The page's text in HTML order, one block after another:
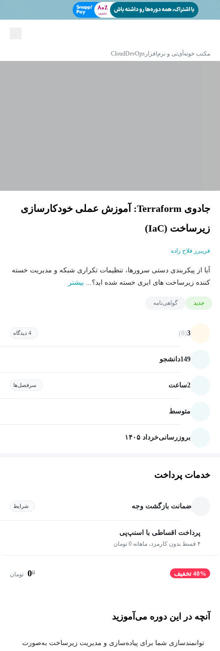
مکتب خونه آی‌تی و نرم‌افزار DevOps
Cloud
جادوی Terraform: آموزش عملی خودکارسازی
زیرساخت (IaC)
فریبرز فلاح زاده
آیا از پیکربندی دستی سرورها، تنظیمات تکراری شبکه و مدیریت خسته
کننده زیرساخت های ابری خسته شده اید؟... بیشتر
جدید گواهی‌نامه
3
(8) 4 دیدگاه
149دانشجو
2ساعت سرفصل‌ها
متوسط
بروزرسانیخرداد ۱۴۰۵
خدمات پرداخت
ضمانت بازگشت وجه شرایط
پرداخت اقساطی با اسنپ‌پی
۴ قسط بدون کارمزد، ماهانه 0 تومان
40% تخفیف 0
0 تومان
آنچه در این دوره می‌آموزید
توانمندسازی شما برای پیاده‌سازی و مدیریت زیرساخت به‌صورت